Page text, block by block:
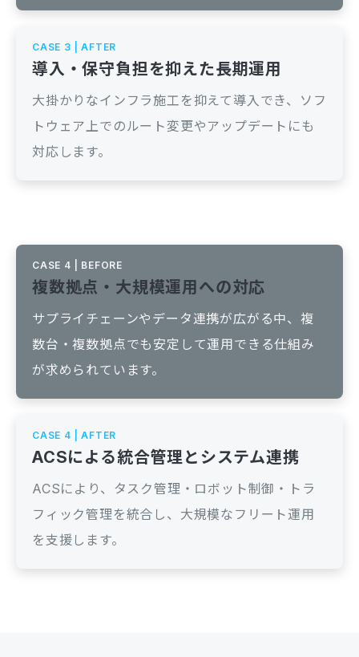
CASE 3 | AFTER
導入・保守負担を抑えた長期運用
大掛かりなインフラ施工を抑えて導入でき、ソフ
トウェア上でのルート変更やアップデートにも
対応します。
CASE 4 | BEFORE
複数拠点・大規模運用への対応
サプライチェーンやデータ連携が広がる中、複
数台・複数拠点でも安定して運用できる仕組み
が求められています。
CASE 4 | AFTER
ACSによる統合管理とシステム連携
ACSにより、タスク管理・ロボット制御・トラ
フィック管理を統合し、大規模なフリート運用
を支援します。